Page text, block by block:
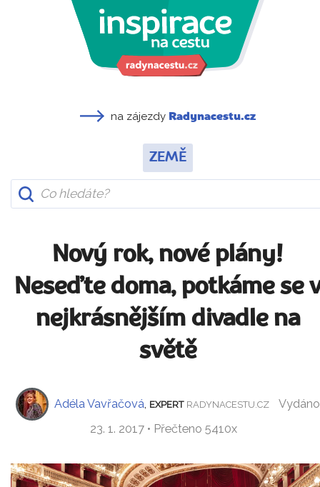
na zájezdy Radynacestu.cz
ZEMĚ
Nový rok, nové plány!
Neseďte doma, potkáme se
nejkrásnějším divadle na
světě
Adéla Vavřačová EXPERT RADYNACESTU.CZ
Vydáno
23. 1. 2017 • Přečteno 5410x